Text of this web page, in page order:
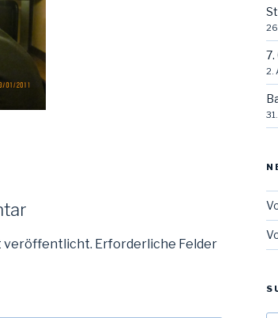
veröffentlicht. Erforderliche Felder
7.
2.